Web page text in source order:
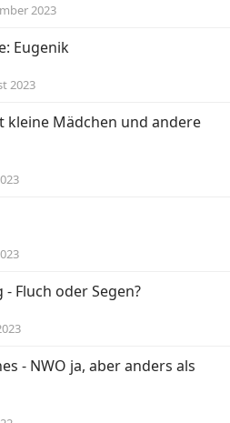
2023
Eugenik
2023
kleine Mädchen und andere
Fluch oder Segen?
- NWO ja, aber anders als